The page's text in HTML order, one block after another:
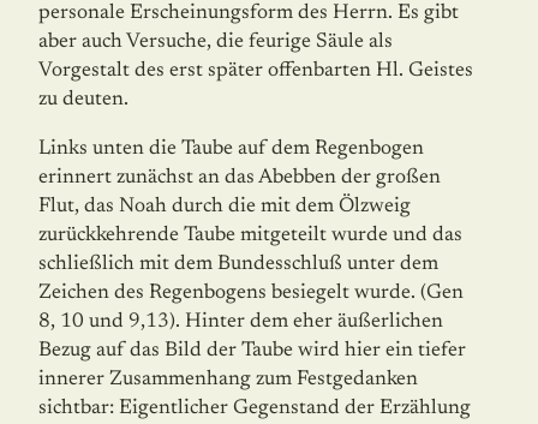
personale Erscheinungsform des Herrn. Es gibt
aber auch Versuche, die feurige Säule als
Vorgestalt des erst später offenbarten Hl. Geistes
zu deuten.
Links unten die Taube auf dem Regenbogen
erinnert zunächst an das Abebben der großen
Flut, das Noah durch die mit dem Ölzweig
zurückkehrende Taube mitgeteilt wurde und das
schließlich mit dem Bundesschluß unter dem
Zeichen des Regenbogens besiegelt wurde. (Gen
8, 10 und 9,13). Hinter dem eher äußerlichen
Bezug auf das Bild der Taube wird hier ein tiefer
innerer Zusammenhang zum Festgedanken
sichtbar: Eigentlicher Gegenstand der Erzählung